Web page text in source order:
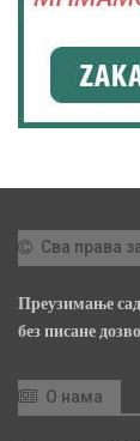
Сва права
Преузимање
без писане
О нама